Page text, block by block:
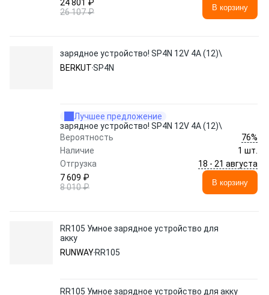
24 801 ₽
26 107 ₽
В корзину
зарядное устройство! SP4N 12V 4А (12)\
BERKUTSP4N
Лучшее предложение
зарядное устройство! SP4N 12V 4А (12)\
Вероятность
76%
Наличие
1 шт.
Отгрузка
18 - 21 августа
7 609 ₽
8 010 ₽
В корзину
RR105 Умное зарядное устройство для
акку
RUNWAY RR105
RR105 Умное зарядное устройство для акку